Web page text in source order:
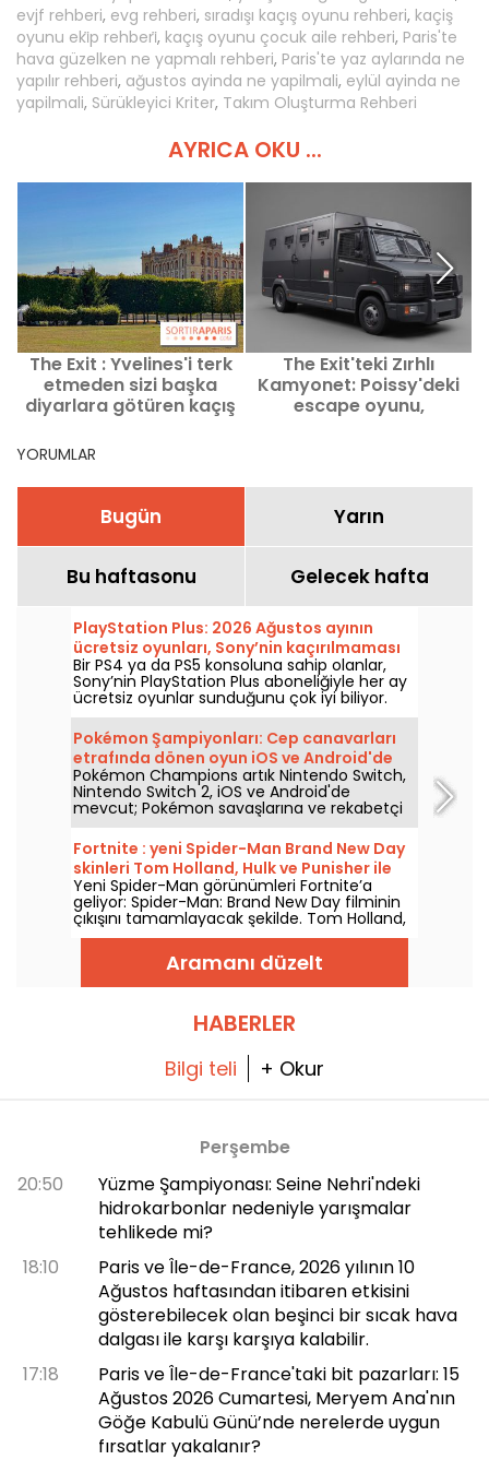
evjf rehberi, evg rehberi, sıradışı kaçış oyunu rehberi, kaçiş
oyunu eki̇p rehberi̇, kaçış oyunu çocuk aile rehberi, Paris'te
hava güzelken ne yapmalı rehberi, Paris'te yaz aylarında ne
yapılır rehberi, ağustos ayinda ne yapilmali, eylül ayinda ne
yapilmali, Sürükleyici Kriter, Takım Oluşturma Rehberi
AYRICA OKU ...
The Exit : Yvelines'i terk
etmeden sizi başka
diyarlara götüren kaçış
The Exit'teki Zırhlı
Kamyonet: Poissy'deki
escape oyunu,
YORUMLAR
Bugün Yarın
Bu haftasonu Gelecek hafta
PlayStation Plus: 2026 Ağustos ayının
ücretsiz oyunları, Sony’nin kaçırılmaması
gereken hediyeleri
Bir PS4 ya da PS5 konsoluna sahip olanlar,
Sony’nin PlayStation Plus aboneliğiyle her ay
ücretsiz oyunlar sunduğunu çok iyi biliyor.
Peki Ağustos 2026’da hangi oyunlar ücretsiz?
Bu ayın seçkisini inceleyin.
Pokémon Şampiyonları: Cep canavarları
etrafında dönen oyun iOS ve Android'de
mevcut
Pokémon Champions artık Nintendo Switch,
Nintendo Switch 2, iOS ve Android'de
mevcut; Pokémon savaşlarına ve rekabetçi
stratejiye odaklanan bir deneyim sunuyor. Bu
yeni bölüm, konsol sürümünün 8 Nisan
2026'daki çıkışının ardından mobilde 17
Haziran 2026'da piyasaya sürüldü ve tüm
oyuncu profillerine hitap eden karşılaşmalara
odaklanıyor.
Fortnite : yeni Spider-Man Brand New Day
skinleri Tom Holland, Hulk ve Punisher ile
geliyor
Yeni Spider-Man görünümleri Fortnite’a
geliyor: Spider-Man: Brand New Day filminin
çıkışını tamamlayacak şekilde. Tom Holland,
Epic Games’in oyununda Peter Parker
kostümünü tekrar giyecek; Hulk ve Punisher
ile birlikte 31 Temmuz 2026’dan itibaren
sahnede olacak.
Aramanı düzelt
HABERLER
Bilgi teli + Okur
Perşembe
20:50
Yüzme Şampiyonası: Seine Nehri'ndeki
hidrokarbonlar nedeniyle yarışmalar
tehlikede mi?
18:10
Paris ve Île-de-France, 2026 yılının 10
Ağustos haftasından itibaren etkisini
gösterebilecek olan beşinci bir sıcak hava
dalgası ile karşı karşıya kalabilir.
17:18
Paris ve Île-de-France'taki bit pazarları: 15
Ağustos 2026 Cumartesi, Meryem Ana'nın
Göğe Kabulü Günü’nde nerelerde uygun
fırsatlar yakalanır?